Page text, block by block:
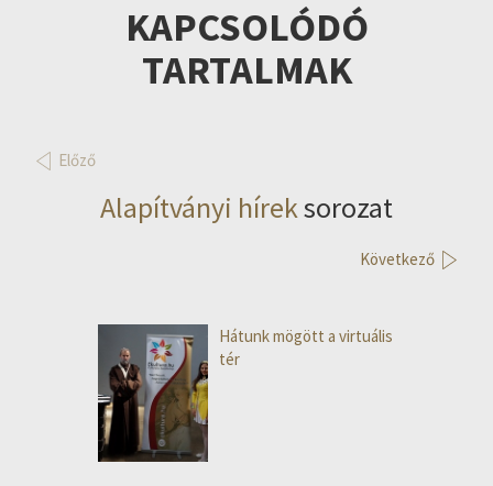
KAPCSOLÓDÓ
TARTALMAK
Előző
Alapítványi híreksorozat
Következő
Hátunk mögött a virtuális
tér